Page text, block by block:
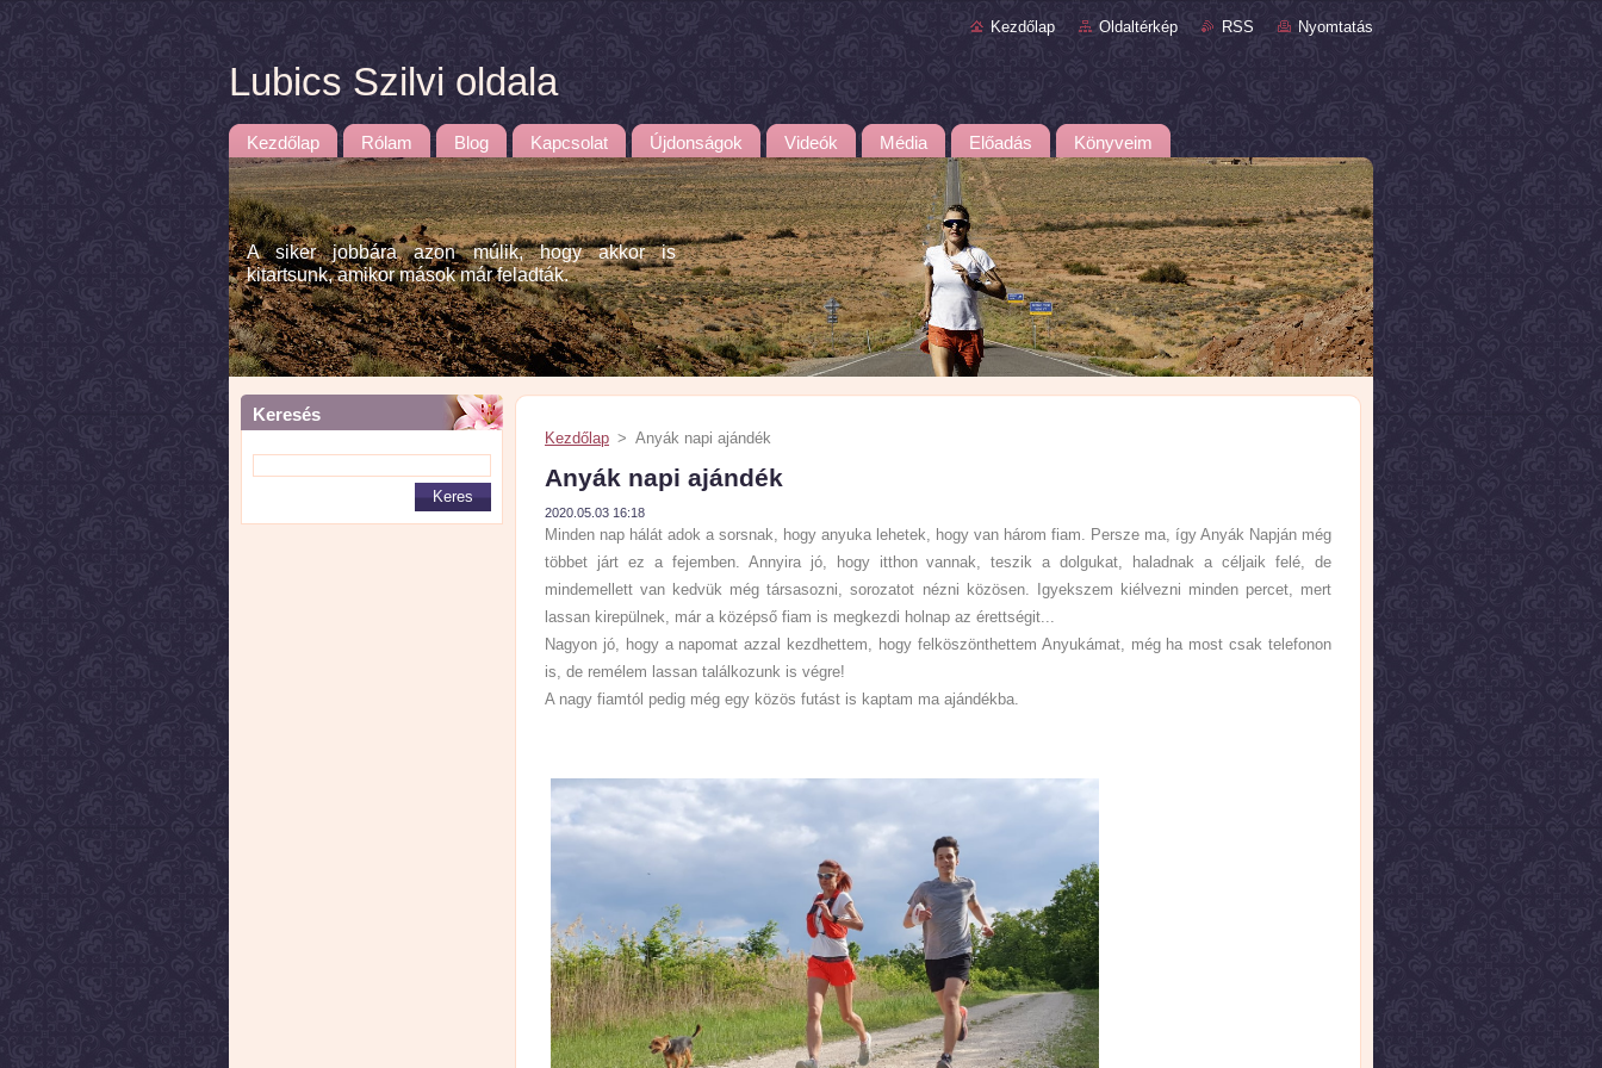
Kezdőlap Oldaltérkép RSS Nyomtatás
Lubics Szilvi oldala
Kezdőlap Rólam Blog Kapcsolat Újdonságok Videók Média Előadás Könyveim
A siker jobbára azon múlik, hogy akkor is
kitartsunk, amikor mások már feladták.
Keresés
Kezdőlap > Anyák napi ajándék
Anyák napi ajándék
2020.05.03 16:18
Minden nap hálát adok a sorsnak, hogy anyuka lehetek, hogy van három fiam. Persze ma, így Anyák Napján még
többet járt ez a fejemben. Annyira jó, hogy itthon vannak, teszik a dolgukat, haladnak a céljaik felé, de
mindemellett van kedvük még társasozni, sorozatot nézni közösen. Igyekszem kiélvezni minden percet, mert
lassan kirepülnek, már a középső fiam is megkezdi holnap az érettségit...
Nagyon jó, hogy a napomat azzal kezdhettem, hogy felköszönthettem Anyukámat, még ha most csak telefonon
is, de remélem lassan találkozunk is végre!
A nagy fiamtól pedig még egy közös futást is kaptam ma ajándékba.